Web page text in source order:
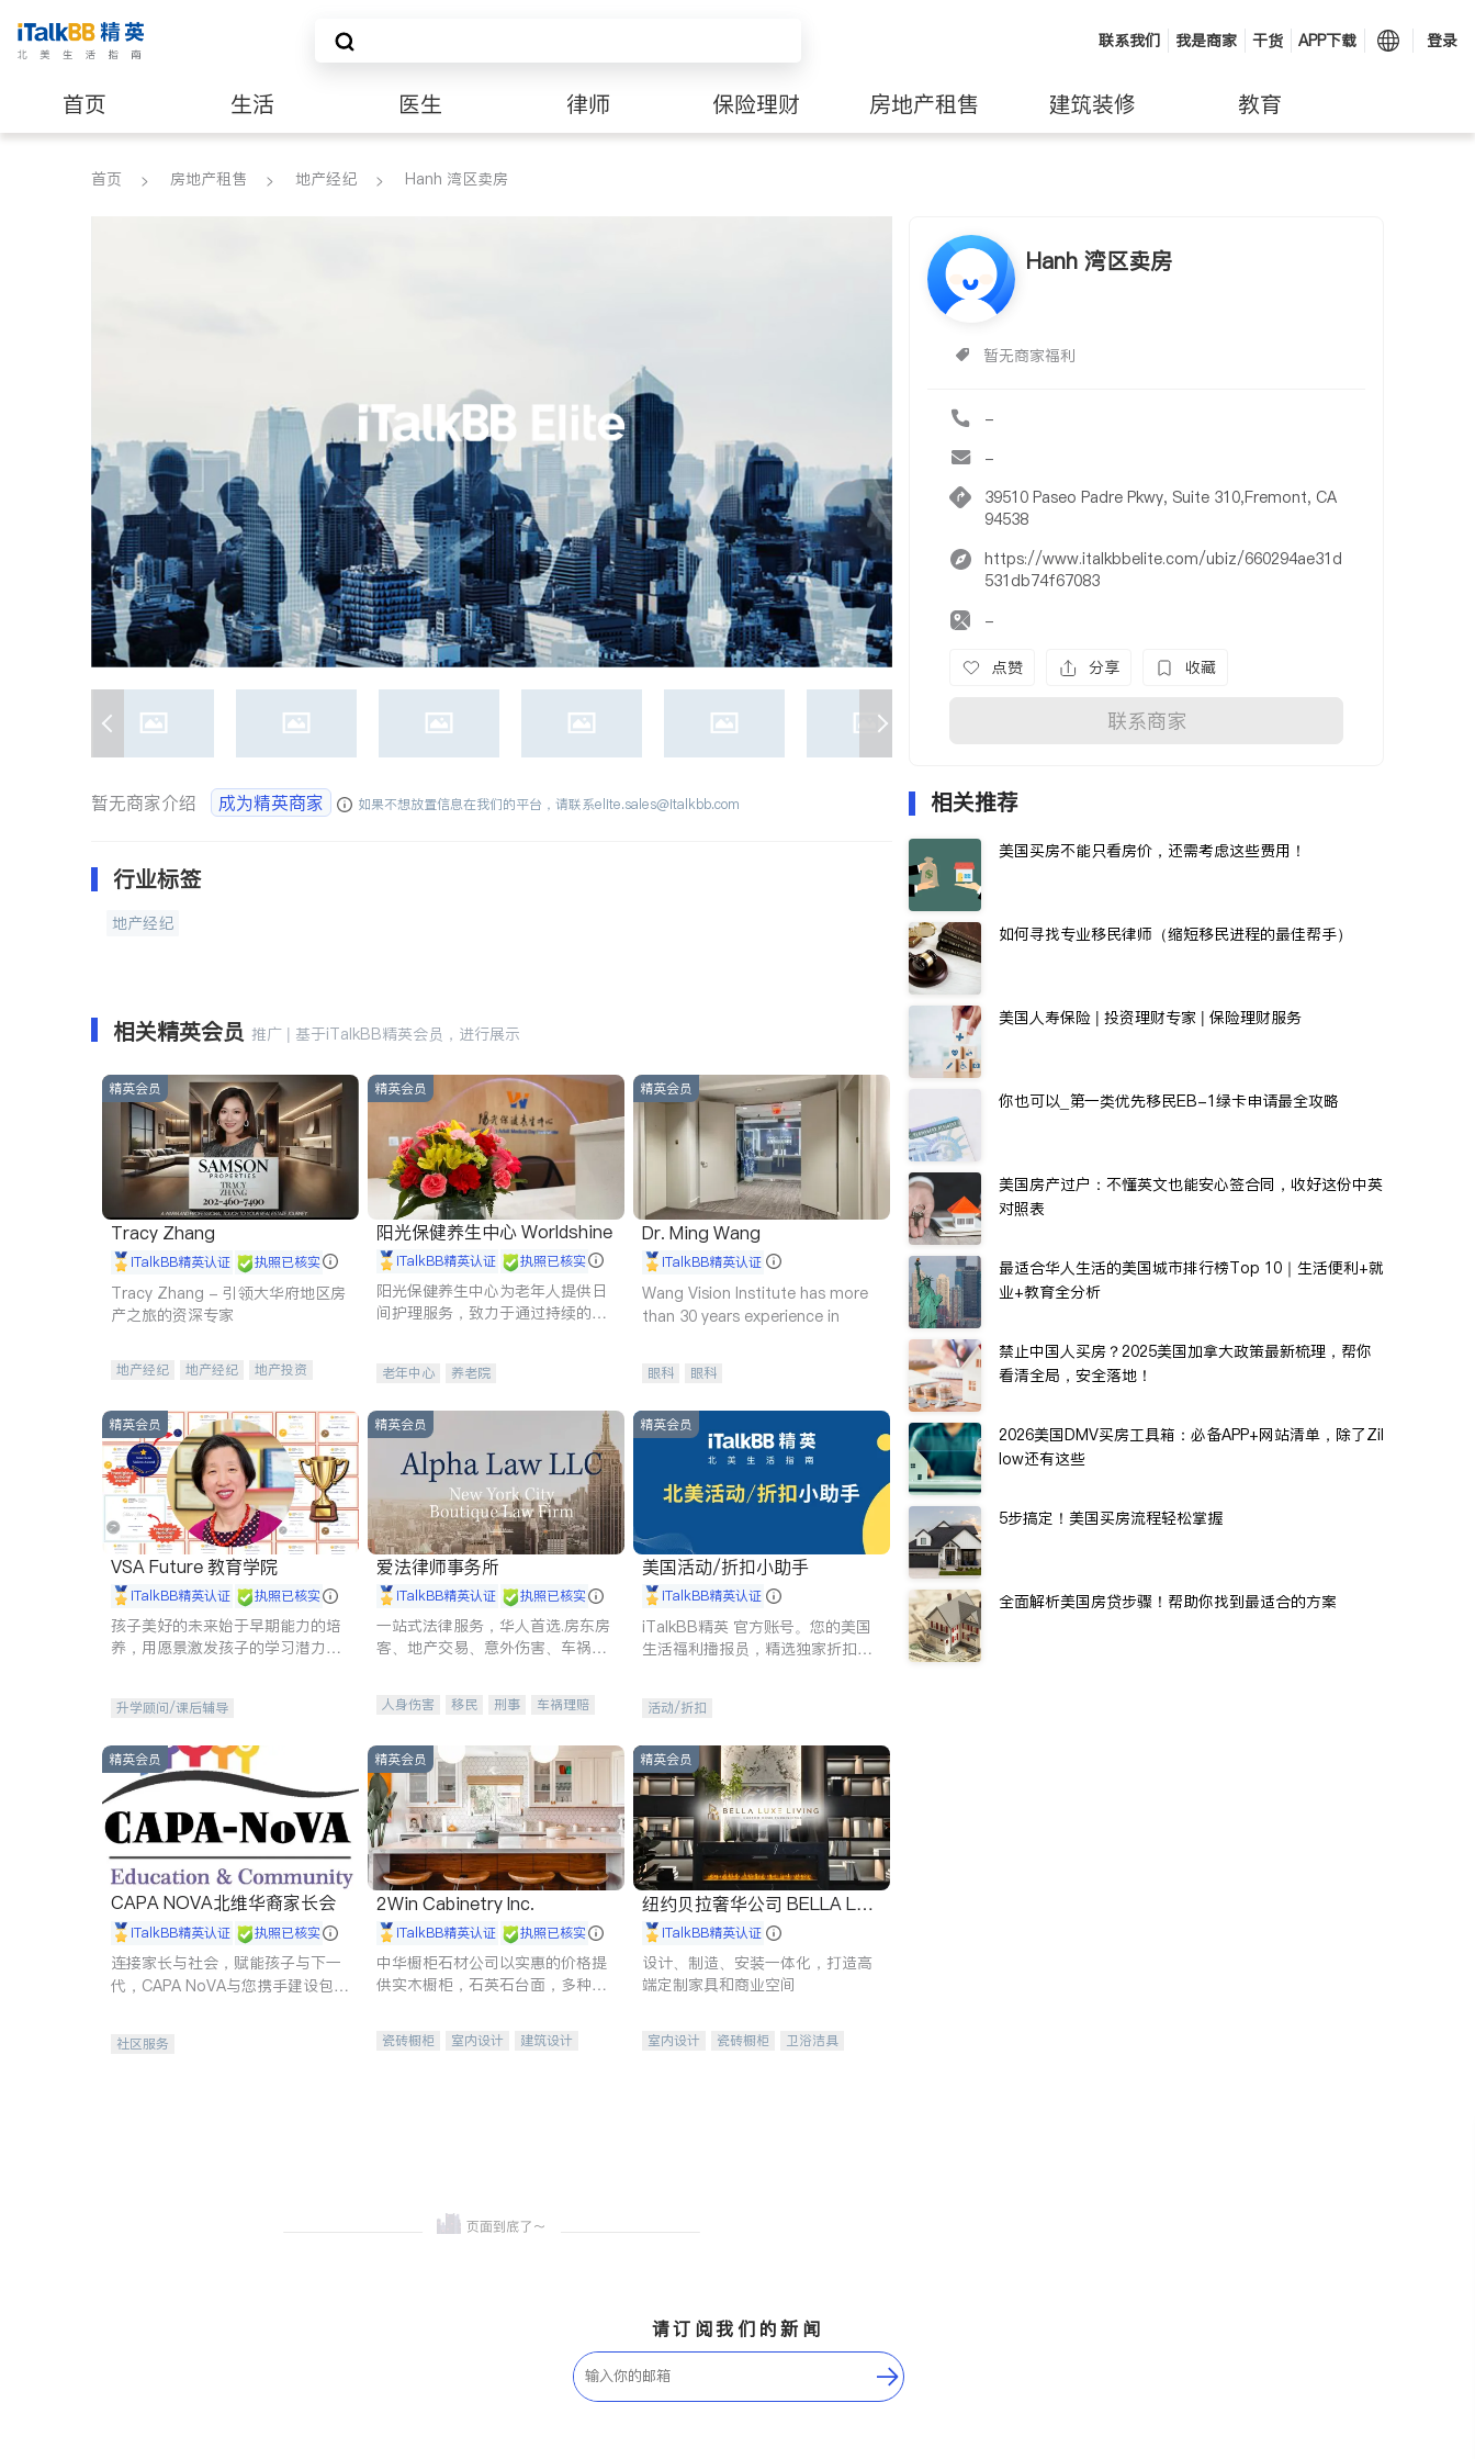
联系我们 我是商家 干货 APP下载 登录
首页 生活 医生 律师 保险理财 房地产租售 建筑装修 教育
养老 非盈利组织
首页 房地产租售 地产经纪 Hanh 湾区卖房
Hanh 湾区卖房
暂无商家福利
-
-
39510 Paseo Padre Pkwy, Suite 310,Fremont, CA
94538
https://www.italkbbelite.com/ubiz/660294ae31d
531db74f67083
-
点赞 分享 收藏
联系商家
暂无商家介绍 成为精英商家 如果不想放置信息在我们的平台，请联系elite.sales@italkbb.com
行业标签
地产经纪
相关精英会员 推广 | 基于iTalkBB精英会员，进行展示
精英会员
Tracy Zhang
iTalkBB精英认证 执照已核实
Tracy Zhang - 引领大华府地区房
产之旅的资深专家
地产经纪 地产经纪
地产投资
精英会员
阳光保健养生中心 Worldshine
iTalkBB精英认证 执照已核实
阳光保健养生中心为老年人提供日
间护理服务，致力于通过持续的护
老年中心 养老院
精英会员
Dr. Ming Wang
iTalkBB精英认证
Wang Vision Institute has more
than 30 years experience in
眼科 眼科
精英会员
VSA Future 教育学院
iTalkBB精英认证 执照已核实
孩子美好的未来始于早期能力的培
养，用愿景激发孩子的学习潜力和
升学顾问/课后辅导
精英会员
爱法律师事务所
iTalkBB精英认证 执照已核实
一站式法律服务，华人首选.房东房
客、地产交易、意外伤害、车祸重
人身伤害 移民 刑事
车祸理赔
商标注册
索赔 律师-其它 保释
精英会员
美国活动/折扣小助手
iTalkBB精英认证
iTalkBB精英 官方账号。您的美国
生活福利播报员，精选独家折扣、
活动/折扣
精英会员
CAPA NOVA北维华裔家长会
iTalkBB精英认证 执照已核实
连接家长与社会，赋能孩子与下一
代，CAPA NoVA与您携手建设包
社区服务
精英会员
2Win Cabinetry Inc.
iTalkBB精英认证 执照已核实
中华橱柜石材公司以实惠的价格提
供实木橱柜，石英石台面，多种优
瓷砖橱柜 室内设计
建筑设计
精英会员
纽约贝拉奢华公司 BELLA LUX
E iTalkBB精英认证
设计、制造、安装一体化，打造高
端定制家具和商业空间
室内设计 瓷砖橱柜
卫浴洁具
相关推荐
美国买房不能只看房价，还需考虑这些费用！
如何寻找专业移民律师（缩短移民进程的最佳帮手）
美国人寿保险 | 投资理财专家 | 保险理财服务
你也可以_第一类优先移民EB-1绿卡申请最全攻略
美国房产过户：不懂英文也能安心签合同，收好这份中英
对照表
最适合华人生活的美国城市排行榜Top 10｜生活便利+就
业+教育全分析
禁止中国人买房？2025美国加拿大政策最新梳理，帮你
看清全局，安全落地！
2026美国DMV买房工具箱：必备APP+网站清单，除了Zil
low还有这些
5步搞定！美国买房流程轻松掌握
全面解析美国房贷步骤！帮助你找到最适合的方案
请订阅我们的新闻